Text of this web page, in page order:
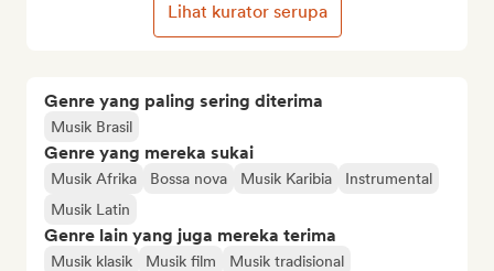
Genre yang paling sering diterima
Musik Brasil
Genre yang mereka sukai
Musik Afrika Bossa nova Musik Karibia
Instrumental
Musik Latin
Genre lain yang juga mereka terima
Musik klasik Musik film Musik tradisional
Lihat kurator serupa